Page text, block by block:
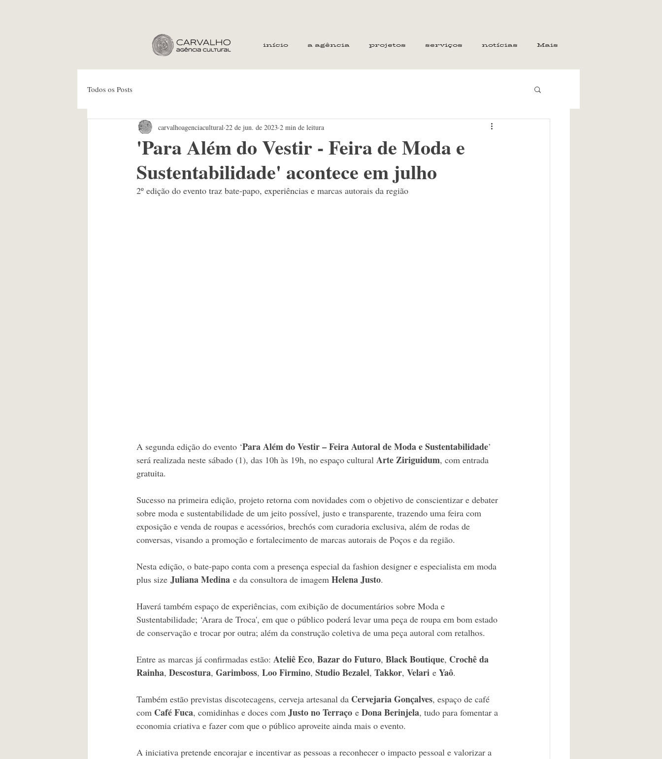
início a agência projetos serviços notícias Mais
Todos os Posts
'Para Além do Vestir - Feira de Moda e
Sustentabilidade' acontece em julho
carvalhoagenciacultural 22 de jun. de 2023 2 min de leitura
2º edição do evento traz bate-papo, experiências e marcas autorais da região
A segunda edição do evento ‘Para Além do Vestir – Feira Autoral de Moda e Sustentabilidade’
será realizada neste sábado (1), das 10h às 19h, no espaço cultural Arte Ziriguidum, com entrada
gratuita.
Sucesso na primeira edição, projeto retorna com novidades com o objetivo de conscientizar e debater
sobre moda e sustentabilidade de um jeito possível, justo e transparente, trazendo uma feira com
exposição e venda de roupas e acessórios, brechós com curadoria exclusiva, além de rodas de
conversas, visando a promoção e fortalecimento de marcas autorais de Poços e da região.
Nesta edição, o bate-papo conta com a presença especial da fashion designer e especialista em moda
plus size Juliana Medina e da consultora de imagem Helena Justo.
Haverá também espaço de experiências, com exibição de documentários sobre Moda e
Sustentabilidade; ‘Arara de Troca', em que o público poderá levar uma peça de roupa em bom estado
de conservação e trocar por outra; além da construção coletiva de uma peça autoral com retalhos.
Entre as marcas já confirmadas estão: Ateliê Eco, Bazar do Futuro, Black Boutique, Crochê da
Rainha, Descostura, Garimboss, Loo Firmino, Studio Bezalel, Takkor, Velari e Yaô.
Também estão previstas discotecagens, cerveja artesanal da Cervejaria Gonçalves, espaço de café
com Café Fuca, comidinhas e doces com Justo no Terraço e Dona Berinjela, tudo para fomentar a
economia criativa e fazer com que o público aproveite ainda mais o evento.
A iniciativa pretende encorajar e incentivar as pessoas a reconhecer o impacto pessoal e valorizar a